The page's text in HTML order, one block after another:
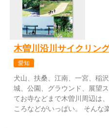
木曽川沿川サイクリン
愛知
犬山、扶桑、江南、一宮、稲
城、公園、グラウンド、展望
てお寺などまで木曽川周辺は
ころなどがいっぱい。 そんな